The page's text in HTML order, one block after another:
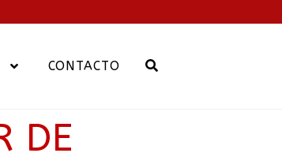
CONTACTO
DE